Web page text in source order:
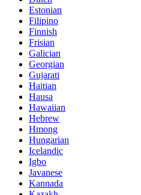
Estonian
Filipino
Finnish
Frisian
Galician
Georgian
Gujarati
Haitian
Hausa
Hawaiian
Hebrew
Hmong
Hungarian
Icelandic
Igbo
Javanese
Kannada